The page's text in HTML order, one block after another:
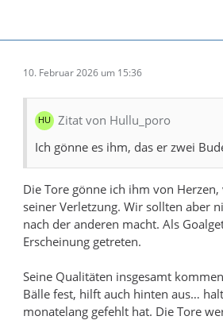
10. Februar 2026 um 15:36
Zitat von Hullu_poro
Ich gönne es ihm, das er zwei
Die Tore gönne ich ihm von
seiner Verletzung. Wir sollten aber
nach der anderen macht. Als
Erscheinung getreten.
Seine Qualitäten insgesamt
Bälle fest, hilft auch hinten aus…
monatelang gefehlt hat. Die Tore